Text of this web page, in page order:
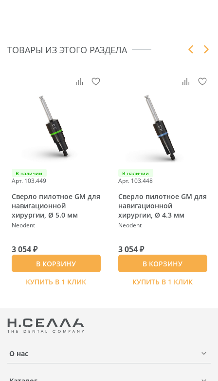
ТОВАРЫ ИЗ ЭТОГО РАЗДЕЛА
В наличии
Арт. 103.449
Сверло пилотное GM для
навигационной
хирургии, Ø 5.0 мм
Neodent
3 054 ₽
В КОРЗИНУ
КУПИТЬ В 1 КЛИК
В наличии
Арт. 103.448
Сверло пилотное GM для
навигационной
хирургии, Ø 4.3 мм
Neodent
3 054 ₽
В КОРЗИНУ
КУПИТЬ В 1 КЛИК
О нас